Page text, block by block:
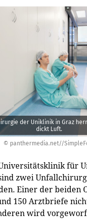
© panthermedia.net//
der Uniklinik in Graz
dickt Luft.
Universitätsklinik für
zwei
Einer der beiden
150 Arztbriefe
wird